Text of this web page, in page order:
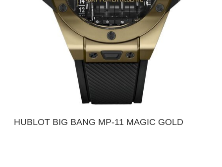
HUBLOT BIG BANG MP-11 MAGIC GOLD